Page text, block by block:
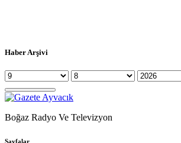
Haber Arşivi
Boğaz Radyo Ve Televizyon
Sayfalar